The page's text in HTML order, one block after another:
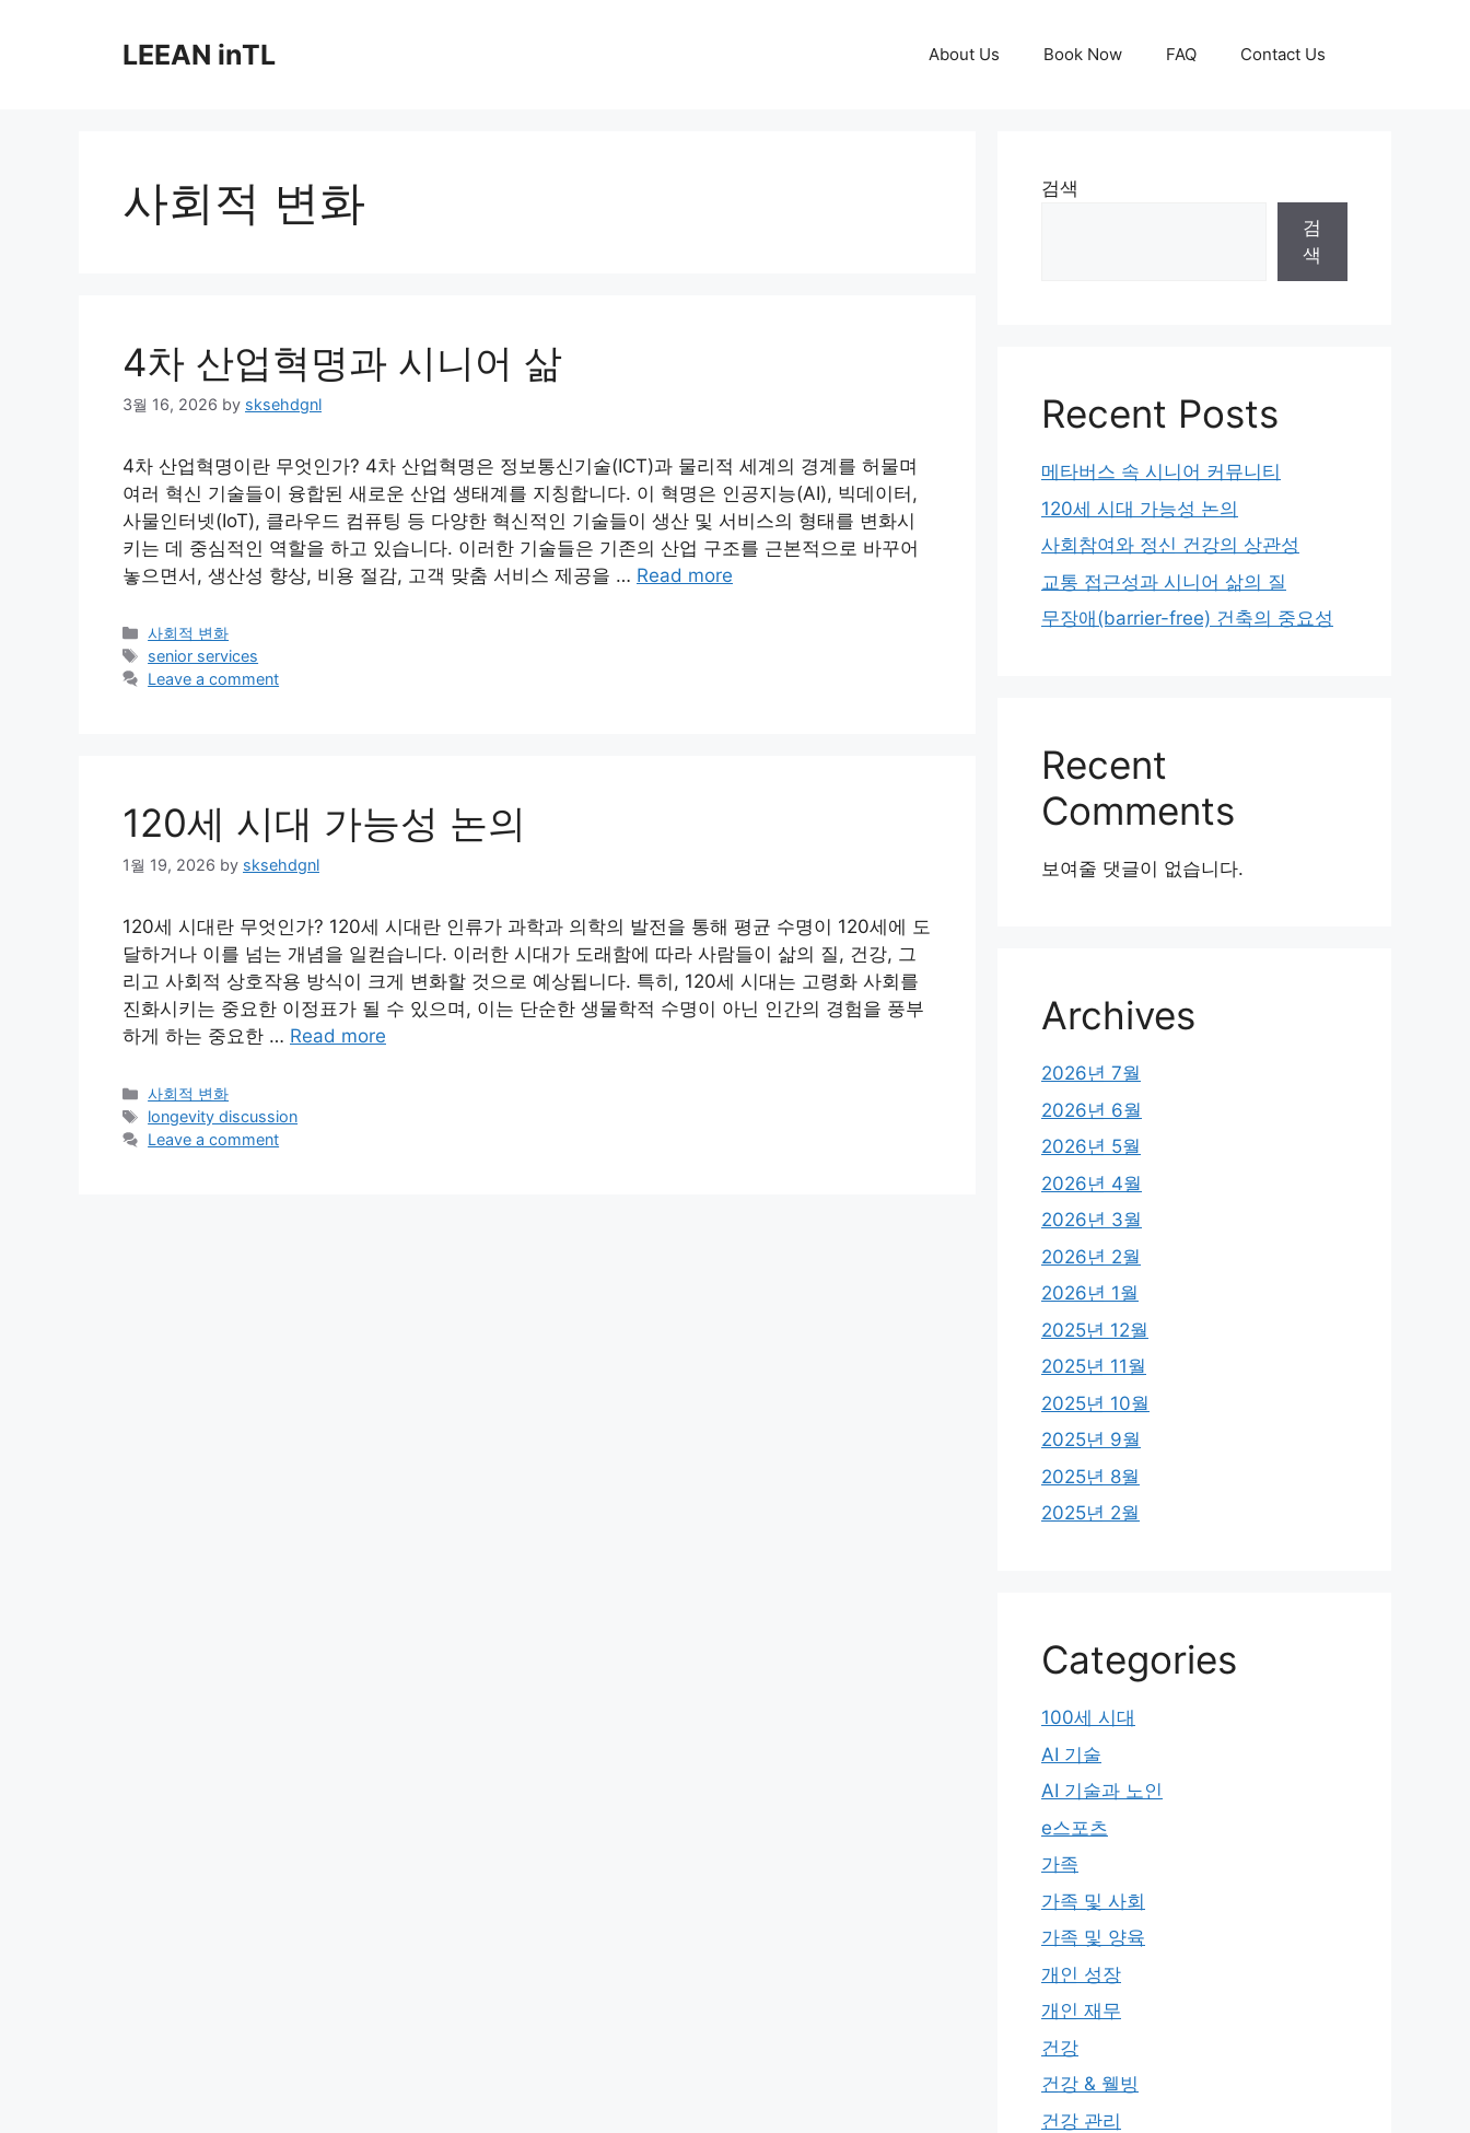
LEEAN inTL About Us Book Now FAQ Contact Us
사회적 변화
4차 산업혁명과 시니어 삶
3월 16, 2026 by sksehdgnl
4차 산업혁명이란 무엇인가? 4차 산업혁명은 정보통신기술(ICT)과 물리적 세계의 경계를 허물며
여러 혁신 기술들이 융합된 새로운 산업 생태계를 지칭합니다. 이 혁명은 인공지능(AI), 빅데이터,
사물인터넷(IoT), 클라우드 컴퓨팅 등 다양한 혁신적인 기술들이 생산 및 서비스의 형태를 변화시
키는 데 중심적인 역할을 하고 있습니다. 이러한 기술들은 기존의 산업 구조를 근본적으로 바꾸어
놓으면서, 생산성 향상, 비용 절감, 고객 맞춤 서비스 제공을 … Read more
Categories
사회적 변화
Tags
senior services
Leave a comment
120세 시대 가능성 논의
1월 19, 2026 by sksehdgnl
120세 시대란 무엇인가? 120세 시대란 인류가 과학과 의학의 발전을 통해 평균 수명이 120세에 도
달하거나 이를 넘는 개념을 일컫습니다. 이러한 시대가 도래함에 따라 사람들이 삶의 질, 건강, 그
리고 사회적 상호작용 방식이 크게 변화할 것으로 예상됩니다. 특히, 120세 시대는 고령화 사회를
진화시키는 중요한 이정표가 될 수 있으며, 이는 단순한 생물학적 수명이 아닌 인간의 경험을 풍부
하게 하는 중요한 … Read more
Categories
사회적 변화
Tags
longevity discussion
Leave a comment
검색
검
색
Recent Posts
메타버스 속 시니어 커뮤니티
120세 시대 가능성 논의
사회참여와 정신 건강의 상관성
교통 접근성과 시니어 삶의 질
무장애(barrier-free) 건축의 중요성
Recent
Comments
보여줄 댓글이 없습니다.
Archives
2026년 7월
2026년 6월
2026년 5월
2026년 4월
2026년 3월
2026년 2월
2026년 1월
2025년 12월
2025년 11월
2025년 10월
2025년 9월
2025년 8월
2025년 2월
Categories
100세 시대
AI 기술
AI 기술과 노인
e스포츠
가족
가족 및 사회
가족 및 양육
개인 성장
개인 재무
건강
건강 & 웰빙
건강 관리